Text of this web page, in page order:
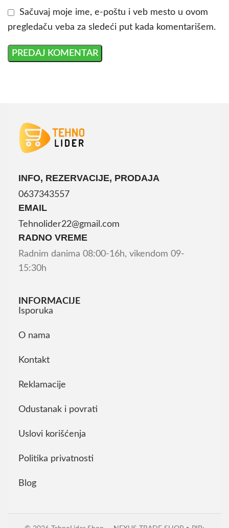
Sačuvaj moje ime, e-poštu i veb mesto u ovom
pregledaču veba za sledeći put kada komentarišem.
INFO, REZERVACIJE, PRODAJA
0637343557
EMAIL
Tehnolider22@gmail.com
RADNO VREME
Radnim danima 08:00-16h, vikendom 09-
15:30h
INFORMACIJE
Isporuka
O nama
Kontakt
Reklamacije
Odustanak i povrati
Uslovi korišćenja
Politika privatnosti
Blog